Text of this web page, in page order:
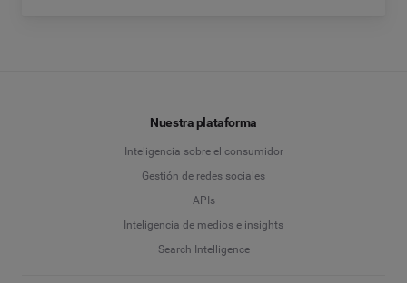
Nuestra plataforma
Inteligencia sobre el consumidor
Gestión de redes sociales
APIs
Inteligencia de medios e insights
Search Intelligence